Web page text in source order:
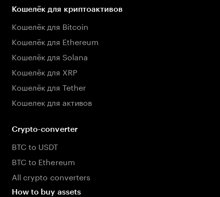
Кошелёк для криптоактивов
Кошелёк для Bitcoin
Кошелёк для Ethereum
Кошелёк для Solana
Кошелёк для XRP
Кошелёк для Tether
Кошелек для активов
Crypto-converter
BTC to USDT
BTC to Ethereum
All crypto converters
How to buy assets